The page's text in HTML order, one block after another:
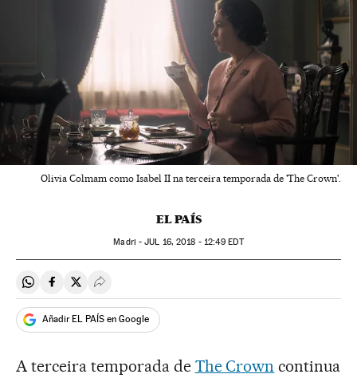
Olivia Colmam como Isabel II na terceira temporada de 'The Crown'.
EL PAÍS
Madri -JUL 16, 2018 - 12:49 EDT
Compartir en Whatsapp
Compartir en Facebook
Compartir en Twitter
Desplegar Redes Sociales
Añadir EL PAÍS en Google
A terceira temporada de The Crown continua